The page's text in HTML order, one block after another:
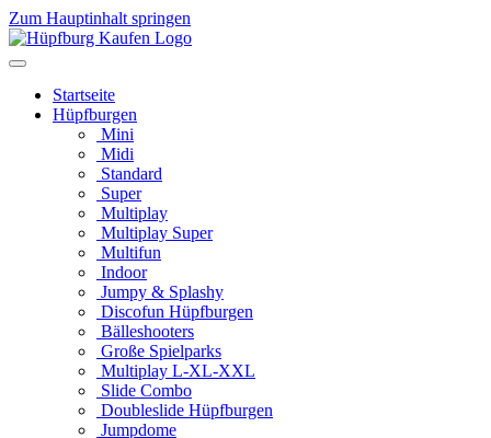
Zum Hauptinhalt springen
Startseite
Hüpfburgen
Mini
Midi
Standard
Super
Multiplay
Multiplay Super
Multifun
Indoor
Jumpy & Splashy
Discofun Hüpfburgen
Bälleshooters
Große Spielparks
Multiplay L-XL-XXL
Slide Combo
Doubleslide Hüpfburgen
Jumpdome